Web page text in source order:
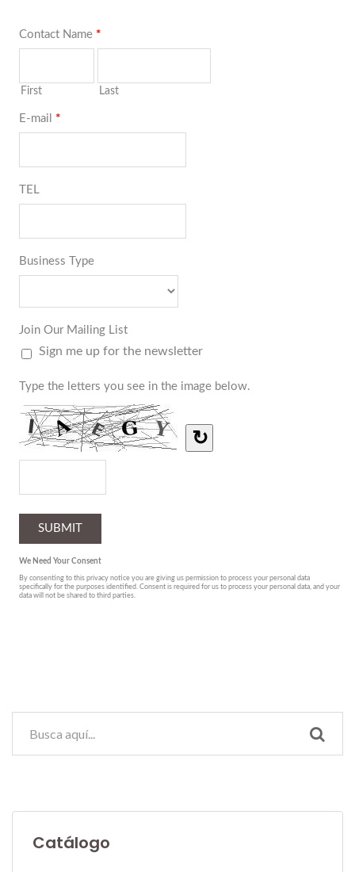
Catálogo